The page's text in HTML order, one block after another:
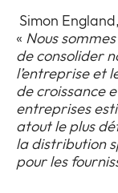
Simon
« Nous
de consolider
l’entreprise et
de croissance
entreprises
atout le plus
la distribution
pour les